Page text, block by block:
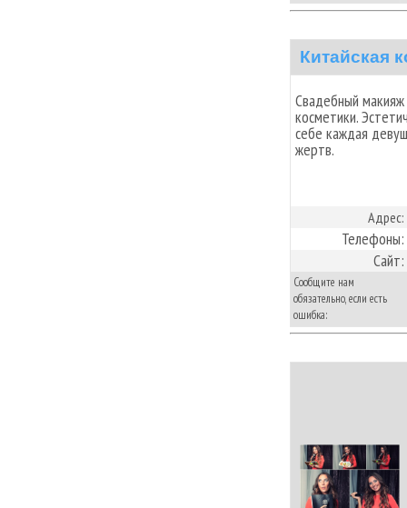
Китайская
Свадебный
косметики.
себе каждая
жертв.
Адрес:
Телефоны:
Сайт:
Сообщите нам
обязательно, если есть
ошибка: